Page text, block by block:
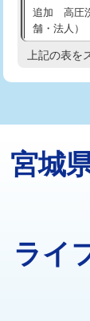
排水管工事
え）
マス交換（
マス交換（
コンクリ
モルタル補
追加 高圧
舗・法人）
高度高圧洗
トーラー機
追加トーラ
止水・漏水
止水・漏
上記の表を
宮城
ライ